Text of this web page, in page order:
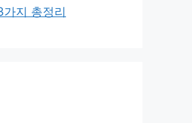
지 총정리